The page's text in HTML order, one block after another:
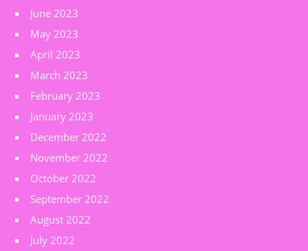
June 2023
May 2023
April 2023
March 2023
February 2023
January 2023
December 2022
November 2022
October 2022
September 2022
August 2022
July 2022